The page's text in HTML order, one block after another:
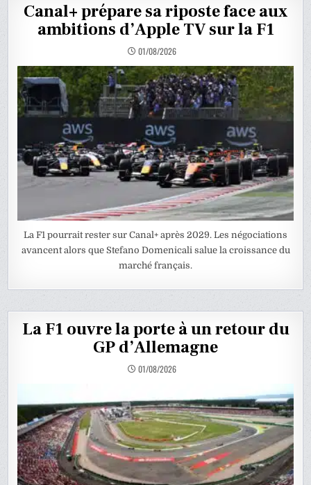
Canal+ prépare sa riposte face aux
ambitions d’Apple TV sur la F1
01/08/2026
La F1 pourrait rester sur Canal+ après 2029. Les négociations
avancent alors que Stefano Domenicali salue la croissance du
marché français.
La F1 ouvre la porte à un retour du
GP d’Allemagne
01/08/2026